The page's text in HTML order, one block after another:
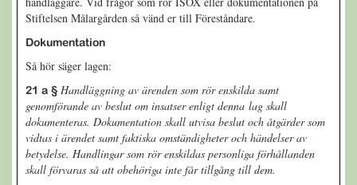
Stiftelsen Målargården så vänd er till Föreståndare.
Dokumentation
Så hör säger lagen:
21 a § Handläggning av ärenden som rör enskilda samt
genomförande av beslut om insatser enligt denna lag skall
dokumenteras. Dokumentation skall utvisa beslut och åtgärder som
vidtas i ärendet samt faktiska omständigheter och händelser av
betydelse. Handlingar som rör enskildas personliga förhållanden
skall förvaras så att obehöriga inte får tillgång till dem.